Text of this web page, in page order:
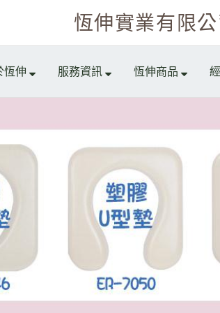
恆伸實業有限
恆伸 服務資訊 恆伸商品